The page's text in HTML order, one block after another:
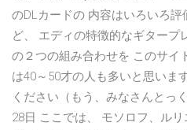
のDLカードの 内容はいろいろ
ど、 エディの特徴的なギタープ
の２つの組み合わせを このサイ
は40～50才の人も多いと思いま
ください（もう、みなさんとっ
28日 ここでは、 モソロフ、ル